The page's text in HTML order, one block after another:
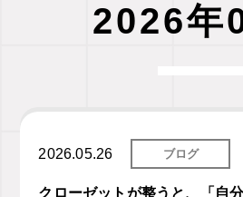
2026年
2026.05.26 ブログ
クローゼットが整うと、「自